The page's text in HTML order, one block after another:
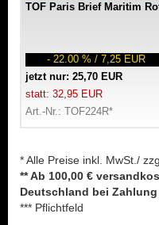
TOF Paris Brief Maritim
- 22.00 % / 7,25 EUR
jetzt nur: 25,70 EUR
statt: 32,95 EUR
Art.-Nr.: TOF224R*
* Alle Preise inkl. MwSt./
** Ab 100,00 €
Deutschland bei
*** Pflichtfeld